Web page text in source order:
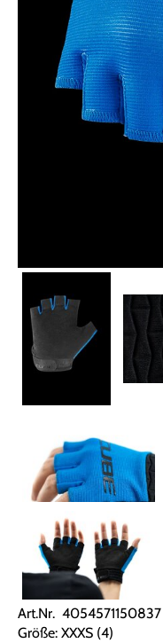
Art.Nr. 4054571150837
Größe: XXXS (4)